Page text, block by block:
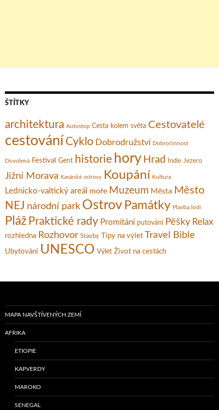
ŠTÍTKY
architektura Autostop Cesta kolem světa Cestovatelé
cestování Cyklo Dobrodružství Dobročinnost
Dovolená Festival Gent historie hory Hrad Indie Jezero
Jižní Morava Kanárské ostrovy Koupání Kultura
Lednicko-valtický areál moře Muzeum Města Město
NEJ národní park Ostrov Památky Plavba lodí
Pláž Praktické rady Promítání putování Pěšky Relax
rozhledna Rozhovor Stavby Tipy na výlet Travel Bible
Ubytování UNESCO Výlet Život na cestách
MAPA NAVŠTÍVENÝCH ZEMÍ
AFRIKA
ETIOPIE
KAPVERDY
MAROKO
SENEGAL